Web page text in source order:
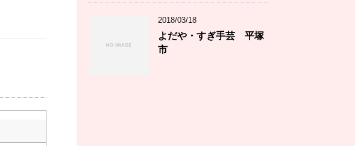
2018/03/18
よだや・すぎ手芸 平塚
市